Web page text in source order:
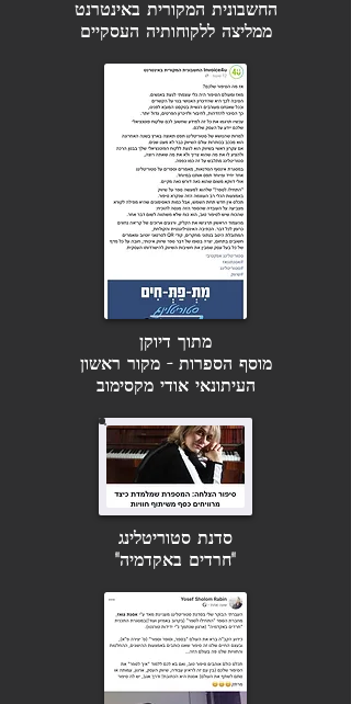
החשבונית המקורית באינטרנט
ממליצה ללקוחותיה העסקיים
מתוך דיוקן
מוסף הספרות - מקור ראשון
העיתונאי אודי מקסימוב
סדנת סטוריטלינג
"חרדים באקדמיה"